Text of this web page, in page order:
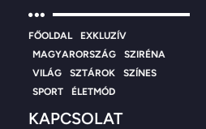
FŐOLDAL
EXKLUZÍV
MAGYARORSZÁG
SZIRÉNA
VILÁG
SZTÁROK
SZÍNES
SPORT
ÉLETMÓD
KAPCSOLAT